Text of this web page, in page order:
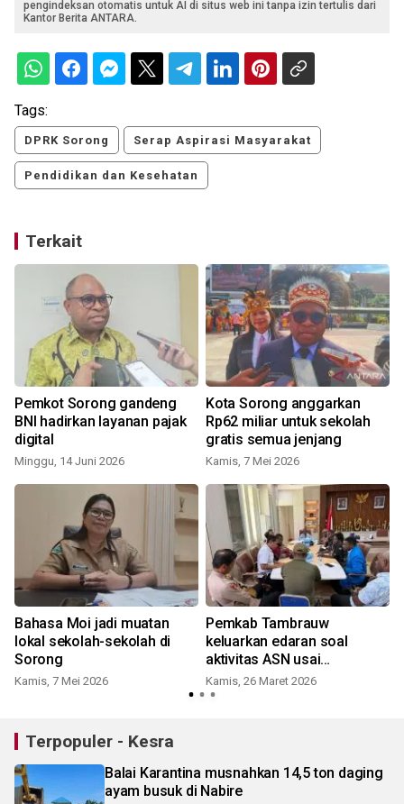
pengindeksan otomatis untuk AI di situs web ini tanpa izin tertulis dari
Kantor Berita ANTARA.
Tags:
DPRK Sorong Serap Aspirasi Masyarakat
Pendidikan dan Kesehatan
Terkait
Pemkot Sorong gandeng
BNI hadirkan layanan pajak
digital
Minggu, 14 Juni 2026
Kota Sorong anggarkan
Rp62 miliar untuk sekolah
gratis semua jenjang
Kamis, 7 Mei 2026
Bahasa Moi jadi muatan
lokal sekolah-sekolah di
Sorong
Kamis, 7 Mei 2026
Pemkab Tambrauw
keluarkan edaran soal
aktivitas ASN usai
penyerangan nakes
Kamis, 26 Maret 2026
Terpopuler - Kesra
Balai Karantina musnahkan 14,5 ton daging
ayam busuk di Nabire